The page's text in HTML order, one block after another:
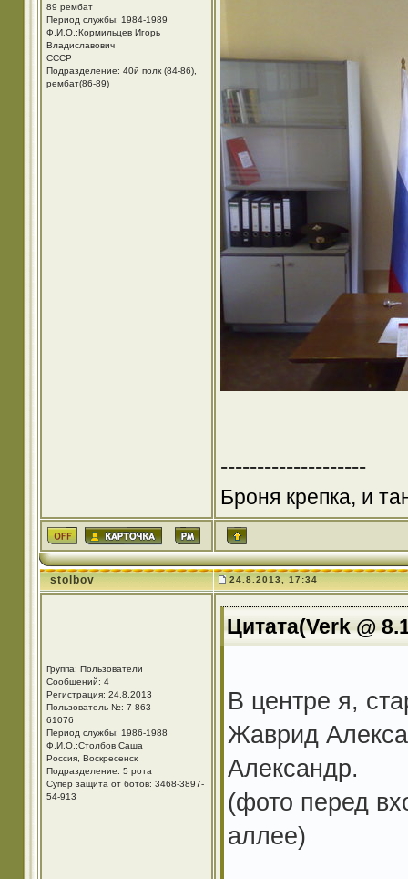
89 рембат
Период службы: 1984-1989
Ф.И.О.:Кормильцев Игорь
Владиславович
СССР
Подразделение: 40й полк (84-86),
рембат(86-89)
--------------------
Броня крепка, и
stolbov 24.8.2013, 17:34
Группа: Пользователи
Сообщений: 4
Регистрация: 24.8.2013
Пользователь №: 7 863
61076
Период службы: 1986-1988
Ф.И.О.:Столбов Саша
Россия, Воскресенск
Подразделение: 5 рота
Супер защита от ботов: 3468-3897-
54-913
Цитата(Verk @
В центре я,
Жаврид
Александр.
(фото перед
аллее)